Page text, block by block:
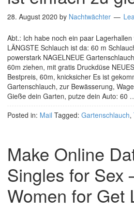
28. August 2020 by Nachtwächter
Abt.: Ich habe noch ein paar
LÄNGSTE Schlauch ist da: 60 m
powerstark NAGELNEUE
60m ziehen, mit gratis Druckdüse
Bestpreis, 60m, knicksicher Es ist
Gartenschlauch, zur Bewässerung,
Gieße dein Garten, putze dein Auto: 60
Posted in: Mail Tagged: Gartenschlauch,
Make Online
Singles for Sex
Women for Get